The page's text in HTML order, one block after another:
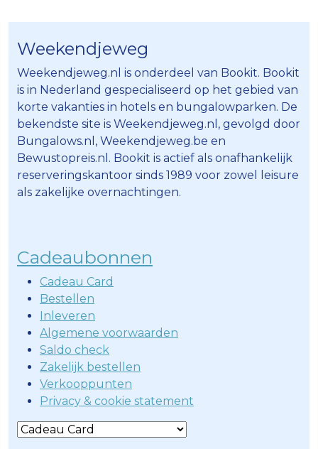
Weekendjeweg
Weekendjeweg.nl is onderdeel van Bookit. Bookit
is in Nederland gespecialiseerd op het gebied van
korte vakanties in hotels en bungalowparken. De
bekendste site is Weekendjeweg.nl, gevolgd door
Bungalows.nl, Weekendjeweg.be en
Bewustopreis.nl. Bookit is actief als onafhankelijk
reserveringskantoor sinds 1989 voor zowel leisure
als zakelijke overnachtingen.
Cadeaubonnen
Cadeau Card
Bestellen
Inleveren
Algemene voorwaarden
Saldo check
Zakelijk bestellen
Verkooppunten
Privacy & cookie statement